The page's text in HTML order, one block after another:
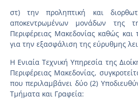
στ) την προληπτική και
αποκεντρωμένων μονάδων της
Περιφέρειας Μακεδονίας καθώς και
για την εξασφάλιση της εύρυθμης
Η Ενιαία Τεχνική Υπηρεσία της
Περιφέρειας Μακεδονίας,
που περιλαμβάνει δύο (2)
Τμήματα και Γραφεία: